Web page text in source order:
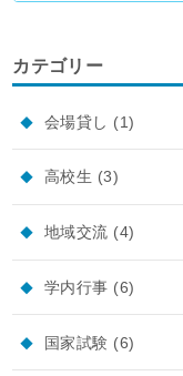
カテゴリー
会場貸し (1)
高校生 (3)
地域交流 (4)
学内行事 (6)
国家試験 (6)